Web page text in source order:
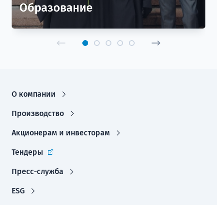
Образование
О компании
Производство
Акционерам и инвесторам
Тендеры
Пресс-служба
ESG